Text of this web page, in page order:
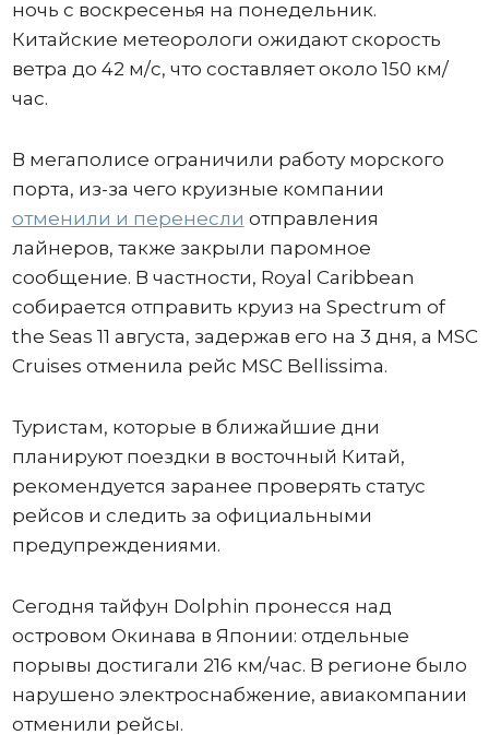
ночь с воскресенья на понедельник.
Китайские метеорологи ожидают скорость
ветра до 42 м/с, что составляет около 150 км/
час.
В мегаполисе ограничили работу морского
порта, из-за чего круизные компании
отменили и перенесли отправления
лайнеров, также закрыли паромное
сообщение. В частности, Royal Caribbean
собирается отправить круиз на Spectrum of
the Seas 11 августа, задержав его на 3 дня, а MSC
Cruises отменила рейс MSC Bellissima.
Туристам, которые в ближайшие дни
планируют поездки в восточный Китай,
рекомендуется заранее проверять статус
рейсов и следить за официальными
предупреждениями.
Сегодня тайфун Dolphin пронесся над
островом Окинава в Японии: отдельные
порывы достигали 216 км/час. В регионе было
нарушено электроснабжение, авиакомпании
отменили рейсы.